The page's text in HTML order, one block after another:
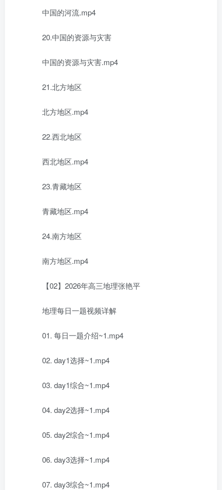
中国的河流.mp4
20.中国的资源与灾害
中国的资源与灾害.mp4
21.北方地区
北方地区.mp4
22.西北地区
西北地区.mp4
23.青藏地区
青藏地区.mp4
24.南方地区
南方地区.mp4
【02】2026年高三地理张艳平
地理每日一题视频详解
01. 每日一题介绍~1.mp4
02. day1选择~1.mp4
03. day1综合~1.mp4
04. day2选择~1.mp4
05. day2综合~1.mp4
06. day3选择~1.mp4
07. day3综合~1.mp4